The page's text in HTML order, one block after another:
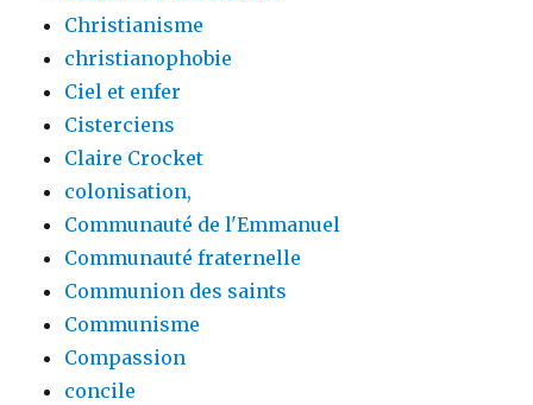
Christianisme
christianophobie
Ciel et enfer
Cisterciens
Claire Crocket
colonisation,
Communauté de l'Emmanuel
Communauté fraternelle
Communion des saints
Communisme
Compassion
concile